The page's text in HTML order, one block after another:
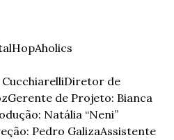
HopAholics
Diretor de
Gerente de Projeto: Bianca
Natália “Neni”
Pedro GalizaAssistente